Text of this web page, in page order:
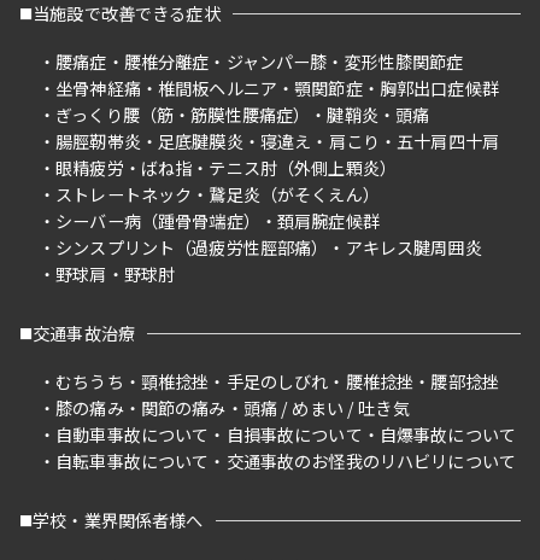
当施設で改善できる症状
腰痛症
腰椎分離症 ジャンパー膝
変形性膝関節症
坐骨神経痛
椎間板ヘルニア 顎関節症
胸郭出口症候群
ぎっくり腰（筋・筋膜性腰痛症）
腱鞘炎
頭痛
腸脛靭帯炎
足底腱膜炎 寝違え 肩こり
五十肩四十肩
眼精疲労
ばね指
テニス肘（外側上顆炎）
ストレートネック
鵞足炎（がそくえん）
シーバー病（踵骨骨端症）
頚肩腕症候群
シンスプリント（過疲労性脛部痛）
アキレス腱周囲炎
野球肩
野球肘
交通事故治療
むちうち
頸椎捻挫 手足のしびれ 腰椎捻挫
腰部捻挫
膝の痛み
関節の痛み
頭痛 / めまい / 吐き気
自動車事故について
自損事故について
自爆事故について
自転車事故について
交通事故のお怪我のリハビリについて
学校・業界関係者様へ